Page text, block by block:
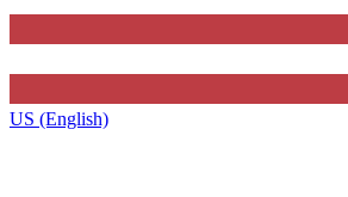
US (English)